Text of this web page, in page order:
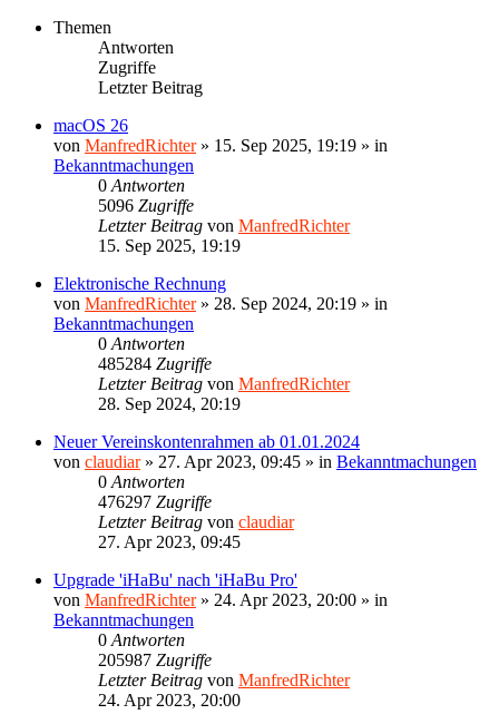
Themen
Antworten
Zugriffe
Letzter Beitrag
macOS 26
von ManfredRichter» 15. Sep 2025, 19:19 » in
Bekanntmachungen
0 Antworten
5096 Zugriffe
Letzter Beitrag von ManfredRichter
15. Sep 2025, 19:19
Elektronische Rechnung
von ManfredRichter» 28. Sep 2024, 20:19 » in
Bekanntmachungen
0 Antworten
485284 Zugriffe
Letzter Beitrag von ManfredRichter
28. Sep 2024, 20:19
Neuer Vereinskontenrahmen ab 01.01.2024
von claudiar» 27. Apr 2023, 09:45 » in Bekanntmachungen
0 Antworten
476297 Zugriffe
Letzter Beitrag von claudiar
27. Apr 2023, 09:45
Upgrade 'iHaBu' nach 'iHaBu Pro'
von ManfredRichter» 24. Apr 2023, 20:00 » in
Bekanntmachungen
0 Antworten
205987 Zugriffe
Letzter Beitrag von ManfredRichter
24. Apr 2023, 20:00